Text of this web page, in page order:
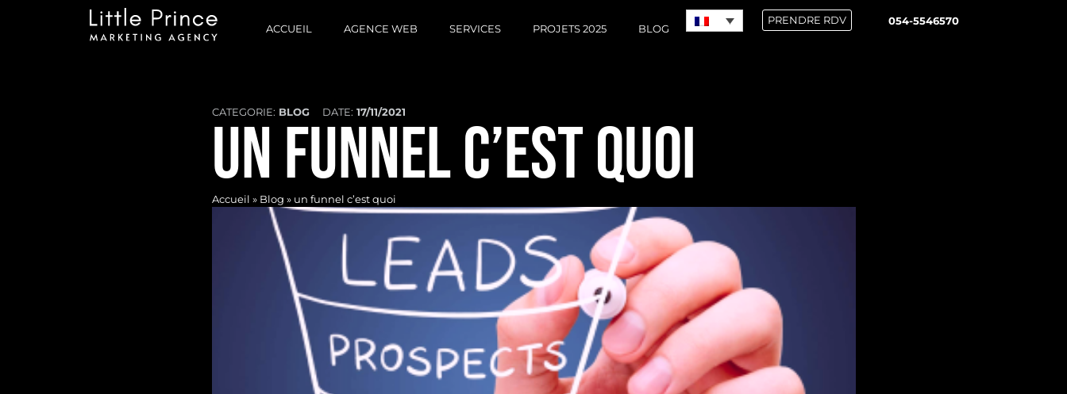
ACCUEIL AGENCE WEB SERVICES PROJETS 2025 BLOG
PRENDRE RDV 054-5546570
CATEGORIE: BLOG DATE: 17/11/2021
UN FUNNEL C’EST QUOI
Accueil » Blog » un funnel c’est quoi